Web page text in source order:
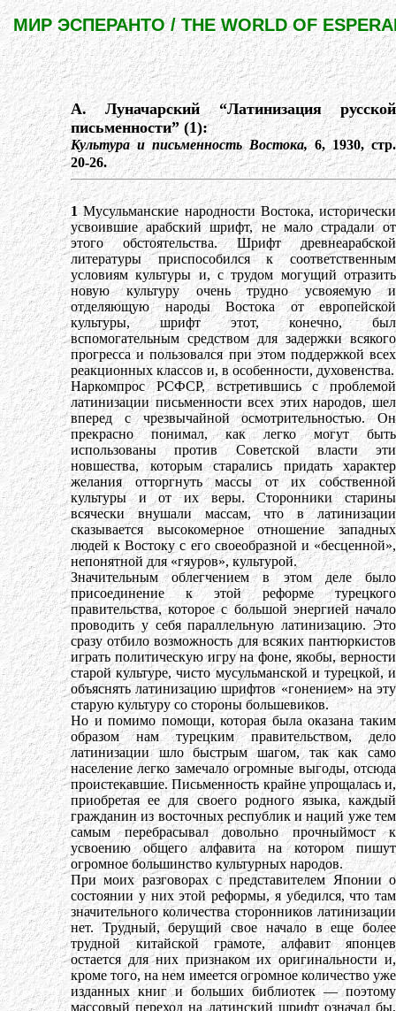
МИР ЭСПЕРАНТО / THE WORLD OF
А. Луначарский “Латинизация русской
письменности” (1):
Культура и письменность Востока,6, 1930, стр.
20-26.
1Мусульманские народности Востока, исторически
усвоившие арабский шрифт, не мало страдали от
этого обстоятельства. Шрифт древнеарабской
литературы приспособился к соответственным
условиям культуры и, с трудом могущий отразить
новую культуру очень трудно усвояемую и
отделяющую народы Востока от европейской
культуры, шрифт этот, конечно, был
вспомогательным средством для задержки всякого
прогресса и пользовался при этом поддержкой всех
реакционных классов и, в особенности, духовенства.
Наркомпрос РСФСР, встретившись с проблемой
латинизации письменности всех этих народов, шел
вперед с чрезвычайной осмотрительностью. Он
прекрасно понимал, как легко могут быть
использованы против Советской власти эти
новшества, которым старались придать характер
желания отторгнуть массы от их собственной
культуры и от их веры. Сторонники старины
всячески внушали массам, что в латинизации
сказывается высокомерное отношение западных
людей к Востоку с его своеобразной и «бесценной»,
непонятной для «гяуров», культурой.
Значительным облегчением в этом деле было
присоединение к этой реформе турецкого
правительства, которое с большой энергией начало
проводить у себя параллельную латинизацию. Это
сразу отбило возможность для всяких пантюркистов
играть политическую игру на фоне, якобы, верности
старой культуре, чисто мусульманской и турецкой, и
объяснять латинизацию шрифтов «гонением» на эту
старую культуру со стороны большевиков.
Но и помимо помощи, которая была оказана таким
образом нам турецким правительством, дело
латинизации шло быстрым шагом, так как само
население легко замечало огромные выгоды, отсюда
проистекавшие. Письменность крайне упрощалась и,
приобретая ее для своего родного языка, каждый
гражданин из восточных республик и наций уже тем
самым перебрасывал довольно прочныймост к
усвоению общего алфавита на котором пишут
огромное большинство культурных народов.
При моих разговорах с представителем Японии о
состоянии у них этой реформы, я убедился, что там
значительного количества сторонников латинизации
нет. Трудный, берущий свое начало в еще более
трудной китайской грамоте, алфавит японцев
остается для них признаком их оригинальности и,
кроме того, на нем имеется огромное количество уже
изданных книг и больших библиотек — поэтому
массовый переход на латинский шрифт означал бы,